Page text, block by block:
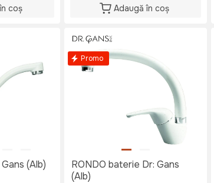
coș Adaugă în coș
Gans (Alb)
Promo
RONDO baterie Dr: Gans
(Alb)